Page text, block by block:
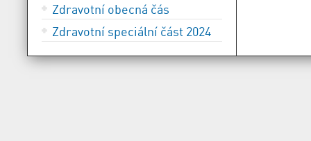
Zdravotní obecná čás
Zdravotní speciální část 2024